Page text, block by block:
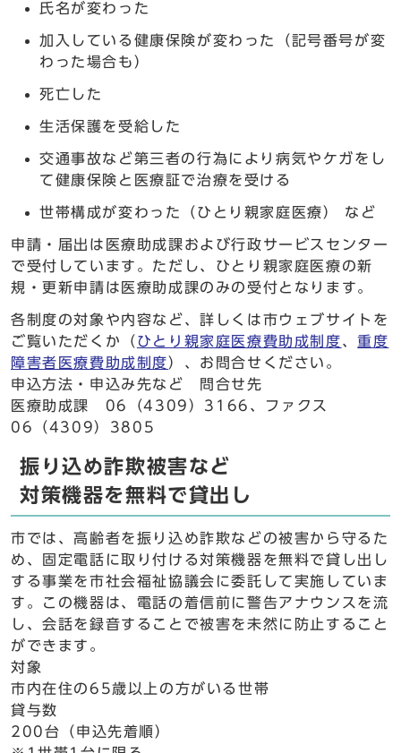
氏名が変わった
加入している健康保険が変わった（記号番号が変
わった場合も）
死亡した
生活保護を受給した
交通事故など第三者の行為により病気やケガをし
て健康保険と医療証で治療を受ける
世帯構成が変わった（ひとり親家庭医療） など
申請・届出は医療助成課および行政サービスセンター
で受付しています。ただし、ひとり親家庭医療の新
規・更新申請は医療助成課のみの受付となります。
各制度の対象や内容など、詳しくは市ウェブサイトを
ご覧いただくか（ ひとり親家庭医療費助成制度、重度
障害者医療費助成制度）、お問合せください。
申込方法・申込み先など 問合せ先
医療助成課 06（4309）3166、ファクス
06（4309）3805
振り込め詐欺被害など
対策機器を無料で貸出し
市では、高齢者を振り込め詐欺などの被害から守るた
め、固定電話に取り付ける対策機器を無料で貸し出し
する事業を市社会福祉協議会に委託して実施していま
す。この機器は、電話の着信前に警告アナウンスを流
し、会話を録音することで被害を未然に防止すること
ができます。
対象
市内在住の65歳以上の方がいる世帯
貸与数
200台（申込先着順）